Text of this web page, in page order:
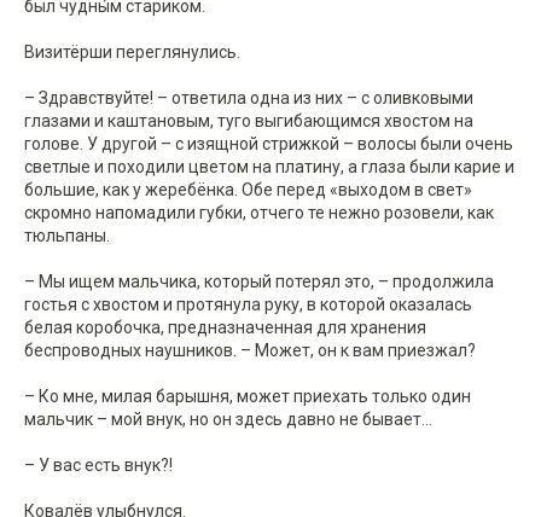
был чудны́м стариком.
Визитёрши переглянулись.
– Здравствуйте! – ответила одна из них – с оливковыми
глазами и каштановым, туго выгибающимся хвостом на
голове. У другой – с изящной стрижкой – волосы были очень
светлые и походили цветом на платину, а глаза были карие и
большие, как у жеребёнка. Обе перед «выходом в свет»
скромно напомадили губки, отчего те нежно розовели, как
тюльпаны.
– Мы ищем мальчика, который потерял это, – продолжила
гостья с хвостом и протянула руку, в которой оказалась
белая коробочка, предназначенная для хранения
беспроводных наушников. – Может, он к вам приезжал?
– Ко мне, милая барышня, может приехать только один
мальчик – мой внук, но он здесь давно не бывает...
– У вас есть внук?!
Ковалёв улыбнулся.